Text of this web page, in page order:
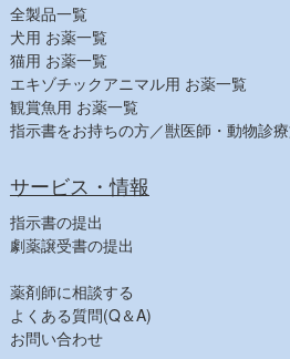
スキンケア
耳ケア
デンタルケア
その他フード
ビタミン・鉄
消毒
【健康食品一覧】
【人気商品】
全製品一覧
犬用 お薬一覧
猫用 お薬一覧
エキゾチックアニマル用 お薬一覧
観賞魚用 お薬一覧
指示書をお持ちの方／獣医師・動物診
サービス・情報
指示書の提出
劇薬譲受書の提出
薬剤師に相談する
よくある質問(Q＆A)
お問い合わせ